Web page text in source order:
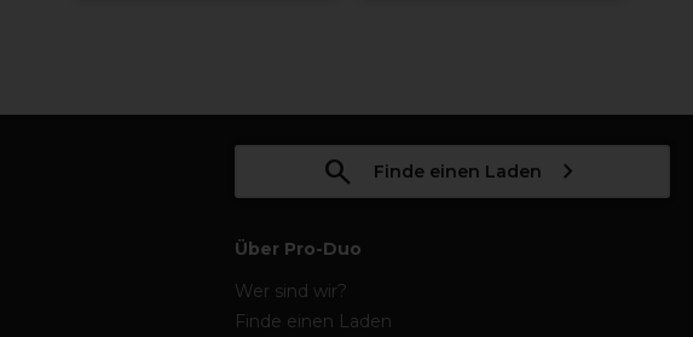
Finde einen Laden
Über Pro-Duo
Wer sind wir?
Finde einen Laden